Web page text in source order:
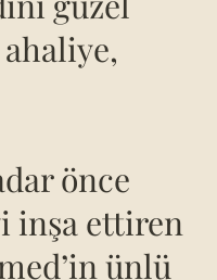
önce
inşa ettiren
ünlü